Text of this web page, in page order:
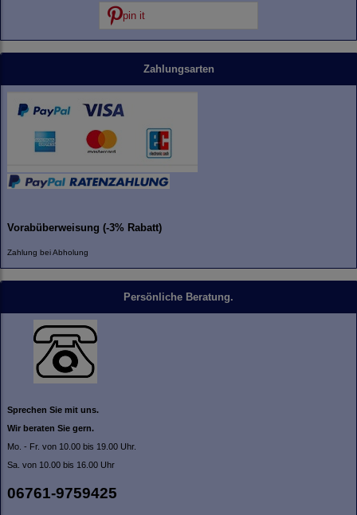
pin it
Zahlungsarten
Vorabüberweisung (-3% Rabatt)
Zahlung bei Abholung
Persönliche Beratung.
Sprechen Sie mit uns.
Wir beraten Sie gern.
Mo. - Fr. von 10.00 bis 19.00 Uhr.
Sa. von 10.00 bis 16.00 Uhr
06761-9759425